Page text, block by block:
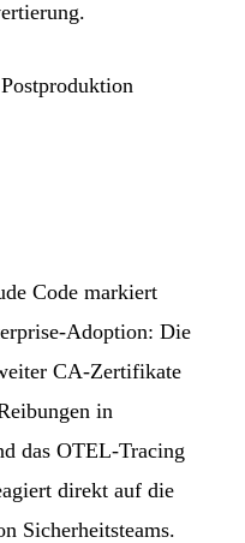
Code markiert
Adoption: Die
CA-Zertifikate
in
das OTEL-Tracing
direkt auf die
Sicherheitsteams.